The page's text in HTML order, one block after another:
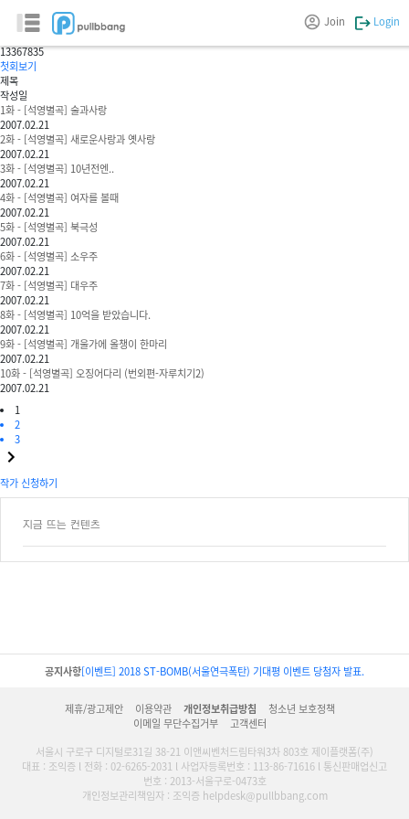
Join Login
juntai0
13367835
첫회보기
제목
작성일
1화 - [석영별곡] 술과사랑
2007.02.21
2화 - [석영별곡] 새로운사랑과 옛사랑
2007.02.21
3화 - [석영별곡] 10년전엔..
2007.02.21
4화 - [석영별곡] 여자를 볼때
2007.02.21
5화 - [석영별곡] 북극성
2007.02.21
6화 - [석영별곡] 소우주
2007.02.21
7화 - [석영별곡] 대우주
2007.02.21
8화 - [석영별곡] 10억을 받았습니다.
2007.02.21
9화 - [석영별곡] 개울가에 올챙이 한마리
2007.02.21
10화 - [석영별곡] 오징어다리 (번외편-자루치기2)
2007.02.21
1
2
3
작가 신청하기
지금 뜨는 컨텐츠
공지사항[이벤트] 2018 ST-BOMB(서울연극폭탄) 기대평 이벤트 당첨자 발표.
제휴/광고제안 이용약관 개인정보취급방침
청소년 보호정책
이메일 무단수집거부
고객센터
서울시 구로구 디지털로31길 38-21 이앤씨벤처드림타워3차 803호 제이플랫폼(주)
대표 : 조익증 l 전화 : 02-6265-2031 l 사업자등록번호 : 113-86-71616 l 통신판매업신고
번호 : 2013-서울구로-0473호
개인정보관리책임자 : 조익증 helpdesk@pullbbang.com